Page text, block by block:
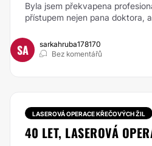
Byla jsem překvapena
přístupem nejen pana doktora,
SA
sarkahruba178170
Bez komentářů
LASEROVÁ OPERACE KŘEČOVÝCH ŽIL
40 LET, LASEROVÁ